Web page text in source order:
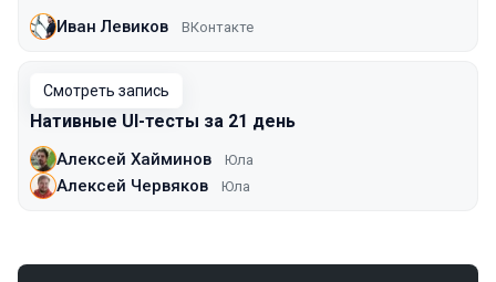
Иван Левиков ВКонтакте
Смотреть запись
Нативные UI-тесты за 21 день
Алексей Хайминов Юла
Алексей Червяков Юла